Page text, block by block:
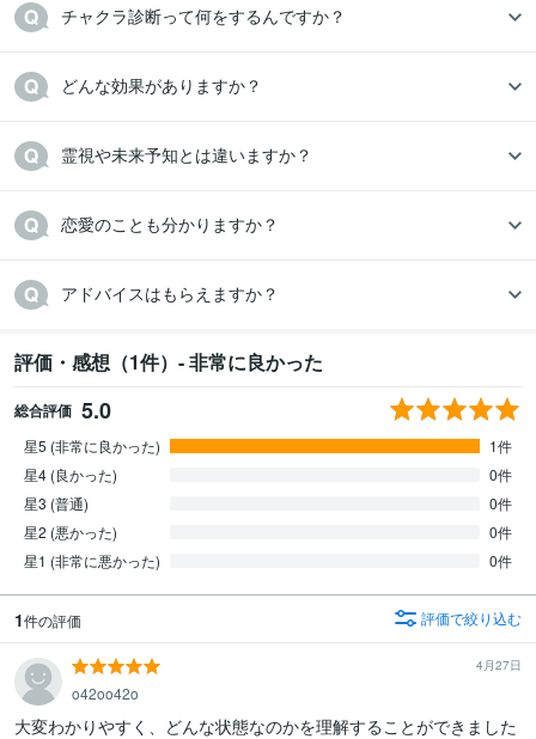
チャクラ診断って何をするんですか？
どんな効果がありますか？
霊視や未来予知とは違いますか？
恋愛のことも分かりますか？
アドバイスはもらえますか？
評価・感想（1件）- 非常に良かった
総合評価 5.0
星5 (非常に良かった)
1件
星4 (良かった)
0件
星3 (普通)
0件
星2 (悪かった)
0件
星1 (非常に悪かった)
0件
1件の評価 評価で絞り込む
4月27日
o42oo42o
大変わかりやすく、どんな状態なのかを理解することができました